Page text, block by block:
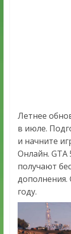
Летнее
в июле.
и начните
Онлайн. GTA
получают
дополнения.
году.